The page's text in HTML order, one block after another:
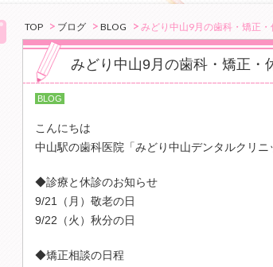
TOP ブログ BLOG みどり中山9月の歯科・矯正
みどり中山9月の歯科・矯正・
BLOG
こんにちは
中山駅の歯科医院「みどり中山デンタルクリ
◆診療と休診のお知らせ
9/21（月）敬老の日
9/22（火）秋分の日
◆矯正相談の日程